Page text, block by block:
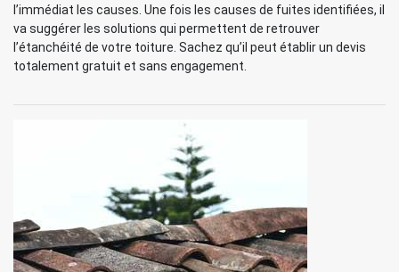
l’immédiat les causes. Une fois les causes de fuites identifiées, il
va suggérer les solutions qui permettent de retrouver
l’étanchéité de votre toiture. Sachez qu’il peut établir un devis
totalement gratuit et sans engagement.